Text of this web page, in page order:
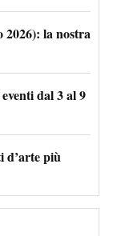
2026): la nostra
dal 3 al 9
d’arte più